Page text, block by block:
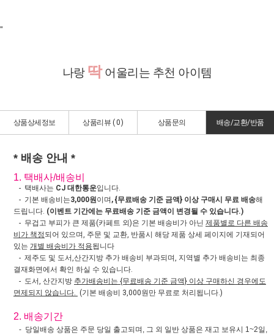
"
나랑 딱어울리는 추천 아이템
상품상세정보 상품리뷰 ( 0) 상품문의 배송/교환/반품
* 배송 안내 *
1. 택배사/배송비
- 택배사는 CJ 대한통운입니다.
- 기본 배송비는3,000원이며 , {무료배송 기준 금액} 이상 구매시 무료 배송해
드립니다. (이벤트 기간에는 무료배송 기준 금액이 변경될 수 있습니다.)
- 무겁고 부피가 큰 제품(카페트 외)은 기본 배송비가 아닌 제품별로 다른 배송
비가 책정되어 있으며, 주문 및 교환, 반품시 해당 제품 상세 페이지에 기재되어
있는 개별 배송비가 적용됩니다
- 제주도 및 도서,산간지방 추가 배송비 부과되며, 지역별 추가 배송비는 최종
결재화면에서 확인 하실 수 있습니다.
- 도서, 산간지방 추가배송비는 {무료배송 기준 금액} 이상 구매하신 경우에도
면제되지 않습니다. (기본 배송비 3,000원만 무료로 처리됩니다.)
2. 배송기간
- 당일배송 상품은 주문 당일 출고되며, 그 외 일반 상품은 재고 보유시 1~2일,